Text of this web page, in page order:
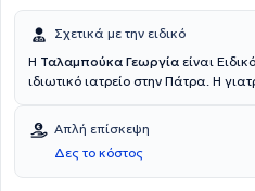
Σχετικά με την ειδικό
Η Ταλαμπούκα Γεωργία είναι
ιδιωτικό ιατρείο στην Πάτρα. Η
Νοσοκομείο Πατρών "Ο Άγιος
πλήθος υπηρεσιών
ασθενούς.
Απλή επίσκεψη
Δες το κόστος